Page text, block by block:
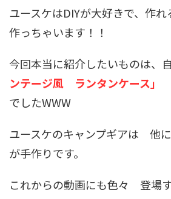
ユースケはDIYが大好きで、作
作っちゃいます！！
今回本当に紹介したいものは、
ンテージ風 ランタンケース」
でしたWWW
ユースケのキャンプギアは 他
が手作りです。
これからの動画にも色々 登場